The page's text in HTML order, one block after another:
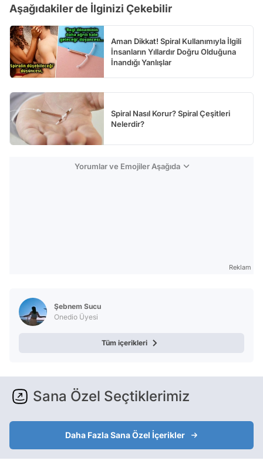
Aşağıdakiler de İlginizi Çekebilir
Aman Dikkat! Spiral Kullanımıyla İlgili
İnsanların Yıllardır Doğru Olduğuna
İnandığı Yanlışlar
Spiral Nasıl Korur? Spiral Çeşitleri
Nelerdir?
Yorumlar ve Emojiler Aşağıda
Reklam
Şebnem Sucu
Onedio Üyesi
Tüm içerikleri
Sana Özel Seçtiklerimiz
Daha Fazla Sana Özel İçerikler